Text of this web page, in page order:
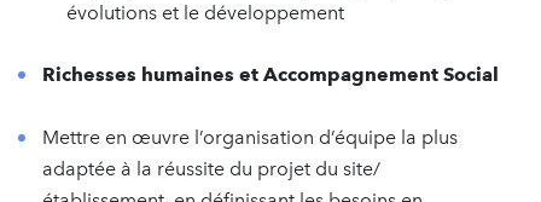
évolutions et le développement
Richesses humaines et Accompagnement Social
Mettre en œuvre l’organisation d’équipe la plus
adaptée à la réussite du projet du site/